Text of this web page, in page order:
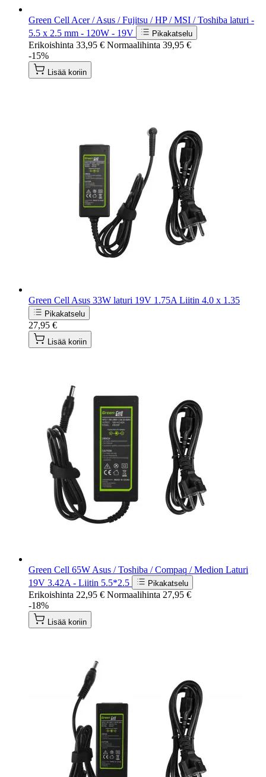
Green Cell Acer / Asus / Fujitsu / HP / MSI / Toshiba laturi -
5.5 x 2.5 mm - 120W - 19V
Pikakatselu
Erikoishinta 33,95 € Normaalihinta 39,95 €
-15%
Lisää koriin
Green Cell Asus 33W laturi 19V 1.75A Liitin 4.0 x 1.35
Pikakatselu
27,95 €
Lisää koriin
Green Cell 65W Asus / Toshiba / Compaq / Medion Laturi
19V 3.42A - Liitin 5.5*2.5
Pikakatselu
Erikoishinta 22,95 € Normaalihinta 27,95 €
-18%
Lisää koriin